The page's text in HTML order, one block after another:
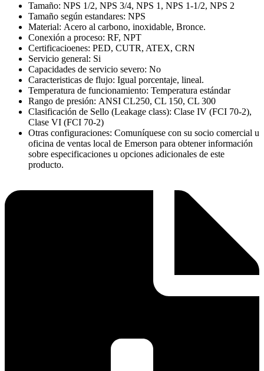
Tamaño: NPS 1/2, NPS 3/4, NPS 1, NPS 1-1/2, NPS 2
Tamaño según estandares: NPS
Material: Acero al carbono, inoxidable, Bronce.
Conexión a proceso: RF, NPT
Certificacioenes: PED, CUTR, ATEX, CRN
Servicio general: Si
Capacidades de servicio severo: No
Caracteristicas de flujo: Igual porcentaje, lineal.
Temperatura de funcionamiento: Temperatura estándar
Rango de presión: ANSI CL250, CL 150, CL 300
Clasificación de Sello (Leakage class): Clase IV (FCI 70-2),
Clase VI (FCI 70-2)
Otras configuraciones: Comuníquese con su socio comercial u
oficina de ventas local de Emerson para obtener información
sobre especificaciones u opciones adicionales de este
producto.